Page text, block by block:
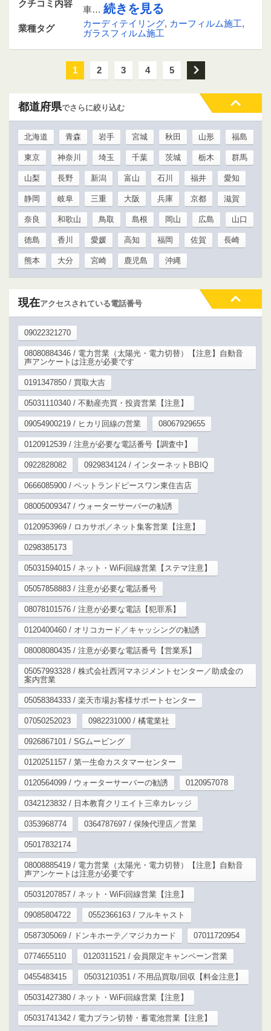
クチコミ内容
車… 続きを見る
業種タグ カーディテイリング, カーフィルム施工,
ガラスフィルム施工
1 2 3 4 5 次
都道府県でさらに絞り込む
北海道 青森 岩手 宮城 秋田 山形 福島
東京 神奈川 埼玉 千葉 茨城 栃木 群馬
山梨 長野 新潟 富山 石川 福井 愛知
静岡 岐阜 三重 大阪 兵庫 京都 滋賀
奈良 和歌山 鳥取 島根 岡山 広島 山口
徳島 香川 愛媛 高知 福岡 佐賀 長崎
熊本 大分 宮崎 鹿児島 沖縄
現在アクセスされている電話番号
09022321270
08080884346 / 電力営業（太陽光・電力切替）【注意】自動音
声アンケートは注意が必要です
0191347850 / 買取大吉
05031110340 / 不動産売買・投資営業【注意】
09054900219 / ヒカリ回線の営業 08067929655
0120912539 / 注意が必要な電話番号【調査中】
0922828082 0929834124 / インターネットBBIQ‎
0666085900 / ペットランドピースワン東住吉店
08005009347 / ウォーターサーバーの勧誘
0120953969 / ロカサポ／ネット集客営業【注意】
0298385173
05031594015 / ネット・WiFi回線営業【ステマ注意】
05057858883 / 注意が必要な電話番号
08078101576 / 注意が必要な電話【犯罪系】
0120400460 / オリコカード／キャッシングの勧誘
08008080435 / 注意が必要な電話番号【営業系】
05057993328 / 株式会社西河マネジメントセンター／助成金の
案内営業
05058384333 / 楽天市場お客様サポートセンター
07050252023 0982231000 / 橘電業社
0926867101 / SGムービング
0120251157 / 第一生命カスタマーセンター
0120564099 / ウォーターサーバーの勧誘 0120957078
0342123832 / 日本教育クリエイト三幸カレッジ
0353968774 0364787697 / 保険代理店／営業
05017832174
08008885419 / 電力営業（太陽光・電力切替）【注意】自動音
声アンケートは注意が必要です
05031207857 / ネット・WiFi回線営業【注意】
09085804722 0552366163 / フルキャスト
0587305069 / ドンキホーテ／マジカカード 07011720954
0774655110 0120311521 / 会員限定キャンペーン営業
0455483415 05031210351 / 不用品買取/回収【料金注意】
05031427380 / ネット・WiFi回線営業【注意】
05031741342 / 電力プラン切替・蓄電池営業【注意】